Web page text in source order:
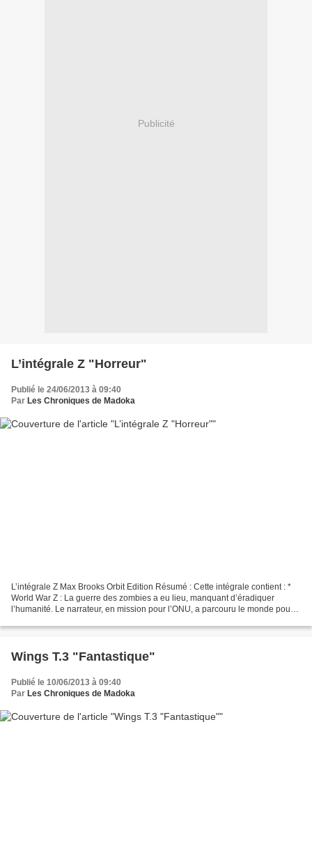
Publicité
L’intégrale Z "Horreur"
Publié le 24/06/2013 à 09:40
Par Les Chroniques de Madoka
L’intégrale Z Max Brooks Orbit Edition Résumé : Cette intégrale contient : *
World War Z : La guerre des zombies a eu lieu, manquant d’éradiquer
l’humanité. Le narrateur, en mission pour l’ONU, a parcouru le monde pour
Wings T.3 "Fantastique"
Publié le 10/06/2013 à 09:40
Par Les Chroniques de Madoka